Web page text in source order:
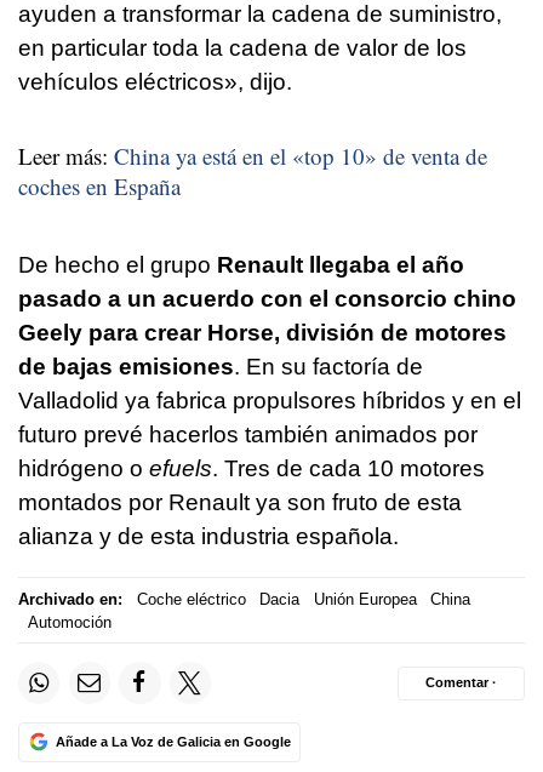
ayuden a transformar la cadena de suministro,
en particular toda la cadena de valor de los
vehículos eléctricos», dijo.
Leer más: China ya está en el «top 10» de venta de
coches en España
De hecho el grupo Renault llegaba el año
pasado a un acuerdo con el consorcio chino
Geely para crear Horse, división de motores
de bajas emisiones. En su factoría de
Valladolid ya fabrica propulsores híbridos y en el
futuro prevé hacerlos también animados por
hidrógeno o efuels. Tres de cada 10 motores
montados por Renault ya son fruto de esta
alianza y de esta industria española.
Archivado en: Coche eléctrico Dacia Unión Europea
China
Automoción
Añade a La Voz de Galicia en Google
Comentar ·